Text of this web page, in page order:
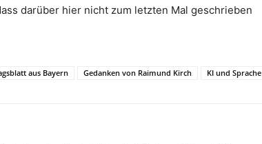
darüber hier nicht zum letzten Mal geschrieben
aus Bayern Gedanken von Raimund Kirch KI und Sprache